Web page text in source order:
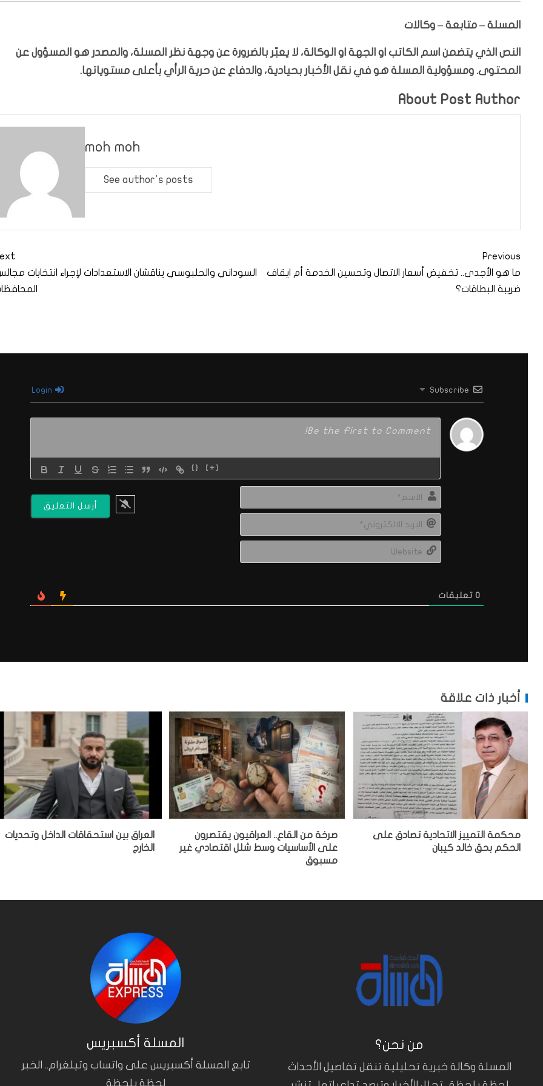
المسلة – متابعة – وكالات
النص الذي يتضمن اسم الكاتب او الجهة او الوكالة، لا يعبّر بالضرورة عن وجهة نظر المسلة، والمصدر هو المسؤول عن
المحتوى. ومسؤولية المسلة هو في نقل الأخبار بحيادية، والدفاع عن حرية الرأي بأعلى مستوياتها.
About Post Author
moh moh
See author's posts
Previous
ما هو الأجدى.. تخفيض أسعار الاتصال وتحسين الخدمة أم ايقاف
ضريبة البطاقات؟
السوداني والحلبوسي يناقشان الاستعدادات لإجراء انتخابات
Subscribe
{} [+]
0 تعليقات
أخبار ذات علاقة
محكمة التمييز الاتحادية تصادق على
الحكم بحق خالد كيبان
صرخة من القاع.. العراقيون يقتصرون
على الأساسيات وسط شلل اقتصادي غير
مسبوق
‏العراق بين استحقاقات الداخل وتحديات
الخارج
المسلة أكسبريس
تابع المسلة أكسبريس على واتساب وتيلغرام.. الخبر
لحظة بلحظة
من نحن؟
المسلة وكالة خبرية تحليلية تنقل تفاصيل الأحداث